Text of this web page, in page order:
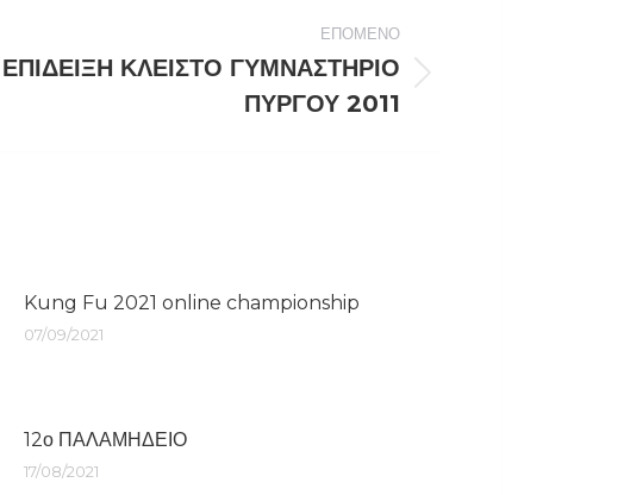
ΕΠΌΜΕΝΟ
ΕΠΙΔΕΙΞΗ ΚΛΕΙΣΤΟ ΓΥΜΝΑΣΤΗΡΙΟ
ΠΥΡΓΟΥ 2011
Kung Fu 2021 online championship
07/09/2021
12ο ΠΑΛΑΜΗΔΕΙΟ
17/08/2021